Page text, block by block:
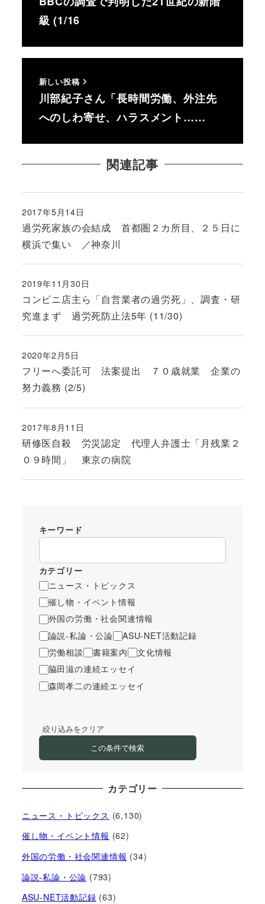
級 (1/16
新しい投稿
川部紀子さん「長時間労働、外注先
へのしわ寄せ、ハラスメント……
関連記事
過労死家族の会結成 首都圏２カ所目、２５日に
横浜で集い ／神奈川
投稿日
2017年5月14日
コンビニ店主ら「自営業者の過労死」、調査・研
究進まず 過労死防止法5年 (11/30)
投稿日
2019年11月30日
フリーへ委託可 法案提出 ７０歳就業 企業の
努力義務 (2/5)
投稿日
2020年2月5日
研修医自殺 労災認定 代理人弁護士「月残業２
０９時間」 東京の病院
投稿日
2017年8月11日
キーワード
カテゴリー
ニュース・トピックス
催し物・イベント情報
外国の労働・社会関連情報
論説-私論・公論
ASU-NET活動記録
労働相談
書籍案内
文化情報
脇田滋の連続エッセイ
森岡孝二の連続エッセイ
絞り込みをクリア
この条件で検索
カテゴリー
ニュース・トピックス (6,130)
催し物・イベント情報 (62)
外国の労働・社会関連情報 (34)
論説-私論・公論 (793)
ASU-NET活動記録 (63)